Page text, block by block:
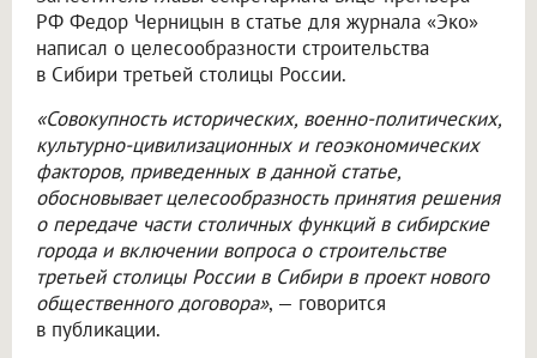
РФ Федор Черницын в статье для журнала «Эко»
написал о целесообразности строительства
в Сибири третьей столицы России.
«Совокупность исторических, военно-политических,
культурно-цивилизационных и геоэкономических
факторов, приведенных в данной статье,
обосновывает целесообразность принятия решения
о передаче части столичных функций в сибирские
города и включении вопроса о строительстве
третьей столицы России в Сибири в проект нового
общественного договора», — говорится
в публикации.